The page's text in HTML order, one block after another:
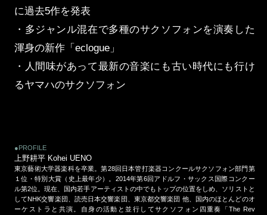
に過去5作を発表
・多ジャンル混在で多種のサクソフォンを演奏した
渾身の新作「eclogue」
・人間味があって最新の音楽にも古い時代にも行け
るヤマハのサクソフォン
●PROFILE
上野耕平 Kohei UENO
東京藝術大学器楽科を卒業。第28回日本管打楽器コンクールサクソフォン部門第
１位・特別大賞（史上最年少）。2014年第6回アドルフ・サックス国際コンクー
ル第2位。現在、国内若手アーティストの中でもトップの位置をしめ、ソリストと
してNHK交響楽団、読売日本交響楽団、東京都交響楽団 他、国内のほとんどのオ
ーケストラと共演。自身の活動と並行してサクソフォン四重奏「The Rev